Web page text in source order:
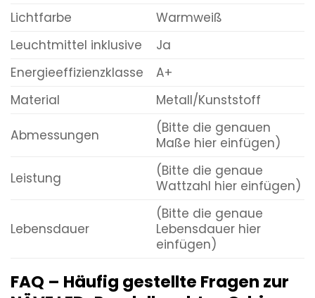
Lichtfarbe
Warmweiß
Leuchtmittel inklusive
Ja
Energieeffizienzklasse
A+
Material
Metall/Kunststoff
Abmessungen
(Bitte die genauen
Maße hier einfügen)
Leistung
(Bitte die genaue
Wattzahl hier einfügen)
Lebensdauer
(Bitte die genaue
Lebensdauer hier
einfügen)
FAQ – Häufig gestellte Fragen zur